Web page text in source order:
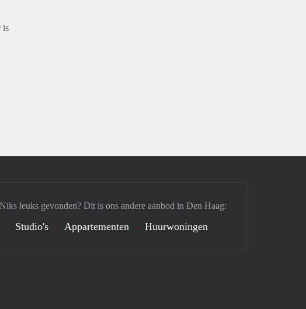
is
Niks leuks gevonden? Dit is ons andere aanbod in Den Haag:
Studio's Appartementen Huurwoningen